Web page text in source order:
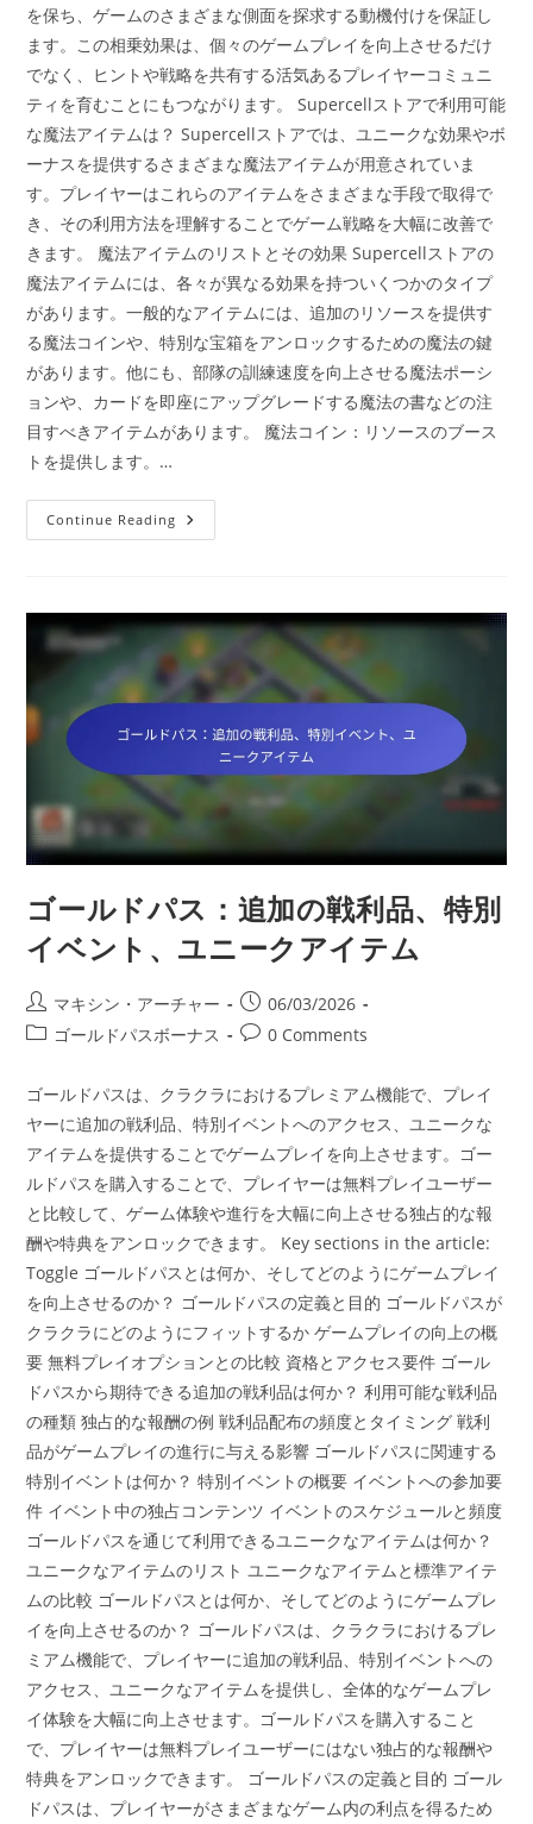
を保ち、ゲームのさまざまな側面を探求する動機付けを保証し
ます。この相乗効果は、個々のゲームプレイを向上させるだけ
でなく、ヒントや戦略を共有する活気あるプレイヤーコミュニ
ティを育むことにもつながります。 Supercellストアで利用可能
な魔法アイテムは？ Supercellストアでは、ユニークな効果やボ
ーナスを提供するさまざまな魔法アイテムが用意されていま
す。プレイヤーはこれらのアイテムをさまざまな手段で取得で
き、その利用方法を理解することでゲーム戦略を大幅に改善で
きます。 魔法アイテムのリストとその効果 Supercellストアの
魔法アイテムには、各々が異なる効果を持ついくつかのタイプ
があります。一般的なアイテムには、追加のリソースを提供す
る魔法コインや、特別な宝箱をアンロックするための魔法の鍵
があります。他にも、部隊の訓練速度を向上させる魔法ポーシ
ョンや、カードを即座にアップグレードする魔法の書などの注
目すべきアイテムがあります。 魔法コイン：リソースのブース
トを提供します。…
Continue Reading Supercell
ス
魔
法
の
ア
イ
テ
限
ス
キ
ン、
ボ
ー
ナ
ス
ソ
ー
ス
ゴールドパス：追加の戦利品、特別
イベント、ユニークアイテム
Post
author:
マキシン・アーチャー
Post
published:
06/03/2026
Postゴールドパスボーナス
Post0 Comments
ゴールドパスは、クラクラにおけるプレミアム機能で、プレイ
ヤーに追加の戦利品、特別イベントへのアクセス、ユニークな
アイテムを提供することでゲームプレイを向上させます。ゴー
ルドパスを購入することで、プレイヤーは無料プレイユーザー
と比較して、ゲーム体験や進行を大幅に向上させる独占的な報
酬や特典をアンロックできます。 Key sections in the article:
Toggle ゴールドパスとは何か、そしてどのようにゲームプレイ
を向上させるのか？ ゴールドパスの定義と目的 ゴールドパスが
クラクラにどのようにフィットするか ゲームプレイの向上の概
要 無料プレイオプションとの比較 資格とアクセス要件 ゴール
ドパスから期待できる追加の戦利品は何か？ 利用可能な戦利品
の種類 独占的な報酬の例 戦利品配布の頻度とタイミング 戦利
品がゲームプレイの進行に与える影響 ゴールドパスに関連する
特別イベントは何か？ 特別イベントの概要 イベントへの参加要
件 イベント中の独占コンテンツ イベントのスケジュールと頻度
ゴールドパスを通じて利用できるユニークなアイテムは何か？
ユニークなアイテムのリスト ユニークなアイテムと標準アイテ
ムの比較 ゴールドパスとは何か、そしてどのようにゲームプレ
イを向上させるのか？ ゴールドパスは、クラクラにおけるプレ
ミアム機能で、プレイヤーに追加の戦利品、特別イベントへの
アクセス、ユニークなアイテムを提供し、全体的なゲームプレ
イ体験を大幅に向上させます。ゴールドパスを購入すること
で、プレイヤーは無料プレイユーザーにはない独占的な報酬や
特典をアンロックできます。 ゴールドパスの定義と目的 ゴール
ドパスは、プレイヤーがさまざまなゲーム内の利点を得るため